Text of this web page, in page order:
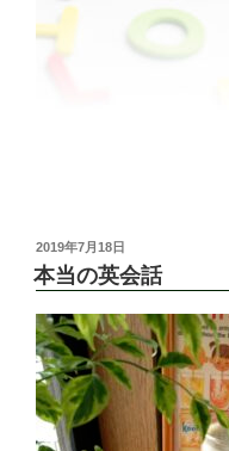
投
稿
日:
2019年7月18日
本当の英会話